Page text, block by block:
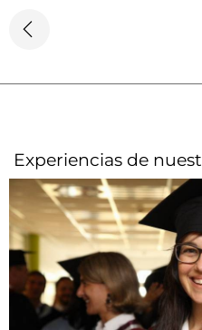
Experiencias de